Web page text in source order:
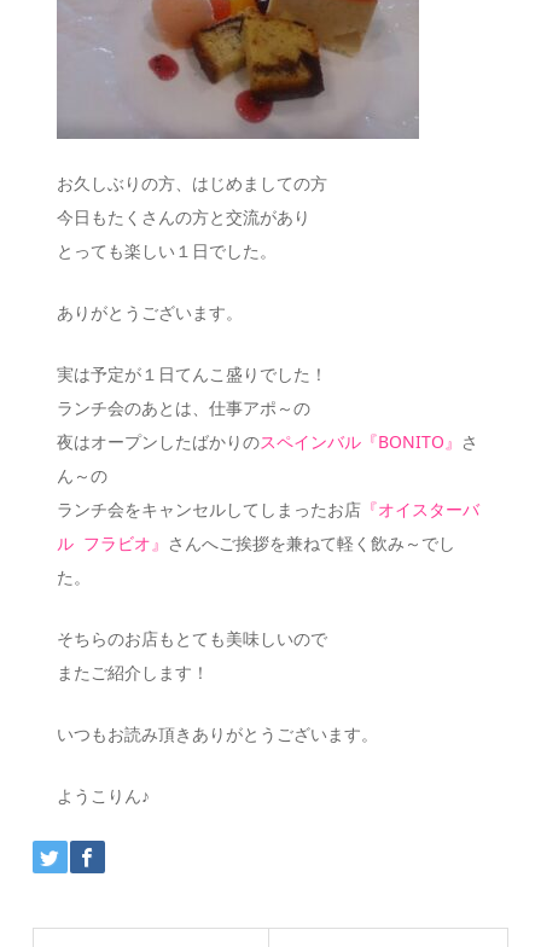
お久しぶりの方、はじめましての方
今日もたくさんの方と交流があり
とっても楽しい１日でした。
ありがとうございます。
実は予定が１日てんこ盛りでした！
ランチ会のあとは、仕事アポ～の
夜はオープンしたばかりのスペインバル『BONITO』 さ
ん～の
ランチ会をキャンセルしてしまったお店 『オイスターバ
ル フラビオ』 さんへご挨拶を兼ねて軽く飲み～でし
た。
そちらのお店もとても美味しいので
またご紹介します！
いつもお読み頂きありがとうございます。
ようこりん♪